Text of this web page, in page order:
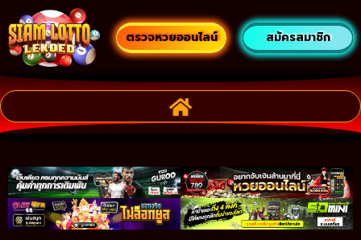
ตรวจหวยออนไลน์ สมัครสมาชิก